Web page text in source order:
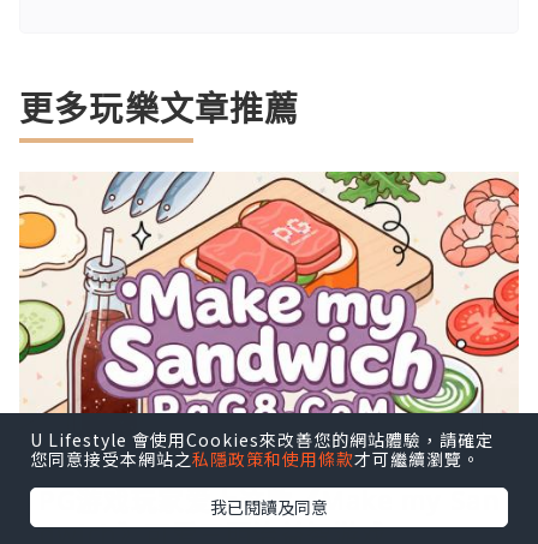
更多玩樂文章推薦
PG游戏玩家爱上这款《Make my San
dwich》可爱三明治益智游戏
U Lifestyle 會使用Cookies來改善您的網站體驗，請確定
您同意接受本網站之私隱政策和使用條款才可繼續瀏覽。
我已閱讀及同意